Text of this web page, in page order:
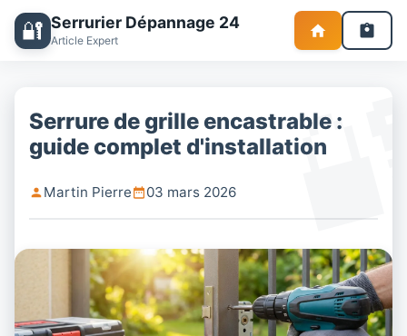
🔐 Serrurier Dépannage 24
Article Expert
Serrure de grille encastrable :
guide complet d'installation
Martin Pierre 03 mars 2026